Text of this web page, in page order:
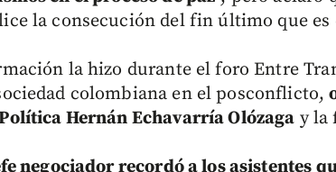
la consecución del fin último que es
la hizo durante el foro Entre
colombiana en el posconflicto,
Hernán Echavarría Olózaga y la
negociador recordó a los asistentes